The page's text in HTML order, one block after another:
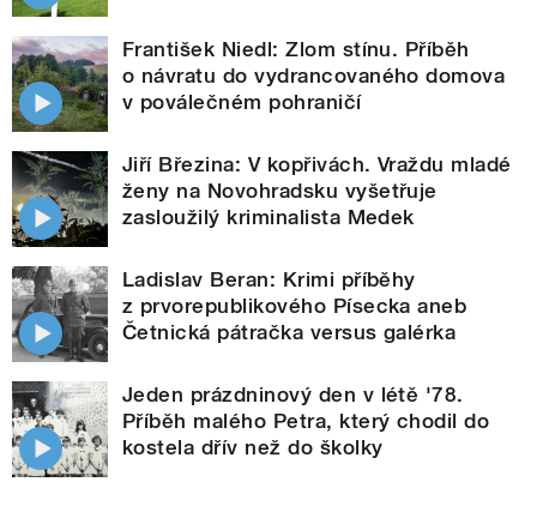
František Niedl: Zlom stínu. Příběh
o návratu do vydrancovaného domova
v poválečném pohraničí
Jiří Březina: V kopřivách. Vraždu mladé
ženy na Novohradsku vyšetřuje
zasloužilý kriminalista Medek
Ladislav Beran: Krimi příběhy
z prvorepublikového Písecka aneb
Četnická pátračka versus galérka
Jeden prázdninový den v létě '78.
Příběh malého Petra, který chodil do
kostela dřív než do školky